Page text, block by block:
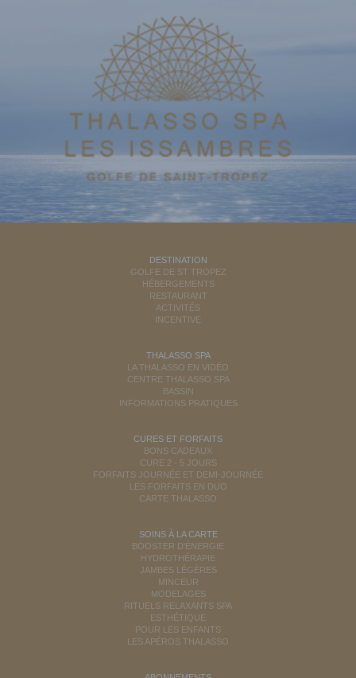
DESTINATION
GOLFE DE ST TROPEZ
HÉBERGEMENTS
RESTAURANT
ACTIVITÉS
INCENTIVE
THALASSO SPA
LA THALASSO EN VIDÉO
CENTRE THALASSO SPA
BASSIN
INFORMATIONS PRATIQUES
CURES ET FORFAITS
BONS CADEAUX
CURE 2 - 5 JOURS
FORFAITS JOURNÉE ET DEMI-JOURNÉE
LES FORFAITS EN DUO
CARTE THALASSO
SOINS À LA CARTE
BOOSTER D'ÉNERGIE
HYDROTHÉRAPIE
JAMBES LÉGÈRES
MINCEUR
MODELAGES
RITUELS RELAXANTS SPA
ESTHÉTIQUE
POUR LES ENFANTS
LES APÉROS THALASSO